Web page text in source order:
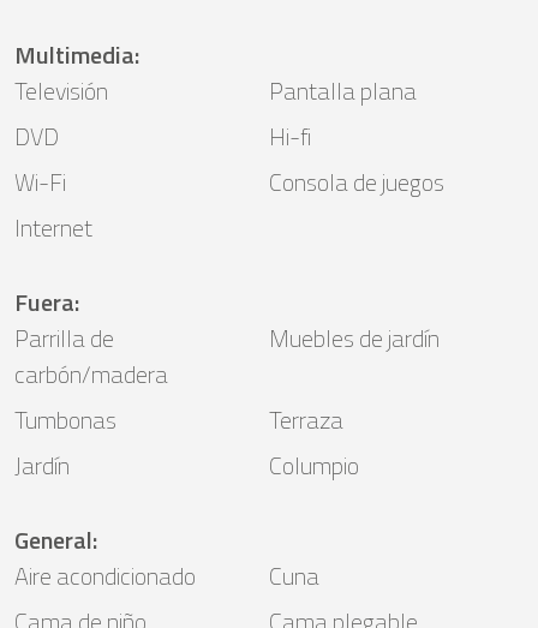
Multimedia:
Televisión
Pantalla plana
DVD
Hi-fi
Wi-Fi
Consola de juegos
Internet
Fuera:
Parrilla de
carbón/madera
Muebles de jardín
Tumbonas
Terraza
Jardín
Columpio
General:
Aire acondicionado
Cuna